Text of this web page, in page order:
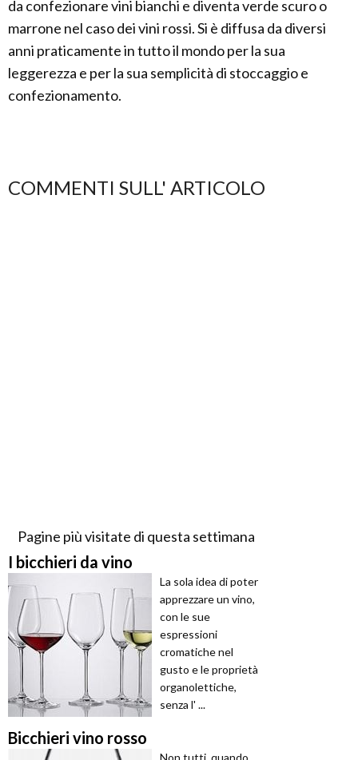
da confezionare vini bianchi e diventa verde scuro o
marrone nel caso dei vini rossi. Si è diffusa da diversi
anni praticamente in tutto il mondo per la sua
leggerezza e per la sua semplicità di stoccaggio e
confezionamento.
COMMENTI SULL' ARTICOLO
Pagine più visitate di questa settimana
I bicchieri da vino
La sola idea di poter
apprezzare un vino,
con le sue
espressioni
cromatiche nel
gusto e le proprietà
organolettiche,
senza l' ...
Bicchieri vino rosso